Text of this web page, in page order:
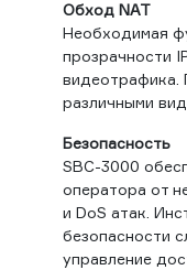
Обход NAT
Необходимая
прозрачности
видеотрафика.
различными
Безопасность
SBC-3000
оператора от
и DoS атак.
безопасности
управление